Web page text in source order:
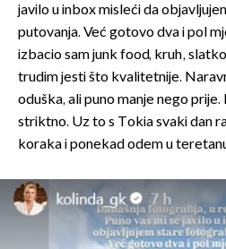
javilo u inbox misleći da
putovanja. Već gotovo dva i pol
izbacio sam junk food, kruh,
trudim jesti što kvalitetnije.
oduška, ali puno manje nego
striktno. Uz to s Tokia svaki dan
koraka i ponekad odem u